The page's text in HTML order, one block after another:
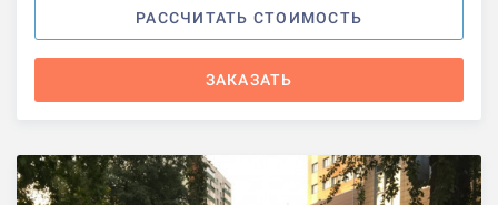
РАССЧИТАТЬ СТОИМОСТЬ
ЗАКАЗАТЬ